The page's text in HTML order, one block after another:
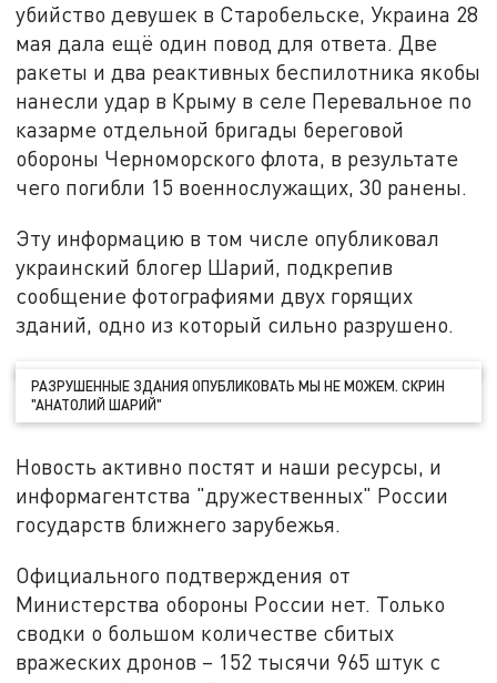
убийство девушек в Старобельске, Украина 28
мая дала ещё один повод для ответа. Две
ракеты и два реактивных беспилотника якобы
нанесли удар в Крыму в селе Перевальное по
казарме отдельной бригады береговой
обороны Черноморского флота, в результате
чего погибли 15 военнослужащих, 30 ранены.
Эту информацию в том числе опубликовал
украинский блогер Шарий, подкрепив
сообщение фотографиями двух горящих
зданий, одно из который сильно разрушено.
РАЗРУШЕННЫЕ ЗДАНИЯ ОПУБЛИКОВАТЬ МЫ НЕ МОЖЕМ. СКРИН
"АНАТОЛИЙ ШАРИЙ"
Новость активно постят и наши ресурсы, и
информагентства "дружественных" России
государств ближнего зарубежья.
Официального подтверждения от
Министерства обороны России нет. Только
сводки о большом количестве сбитых
вражеских дронов – 152 тысячи 965 штук с